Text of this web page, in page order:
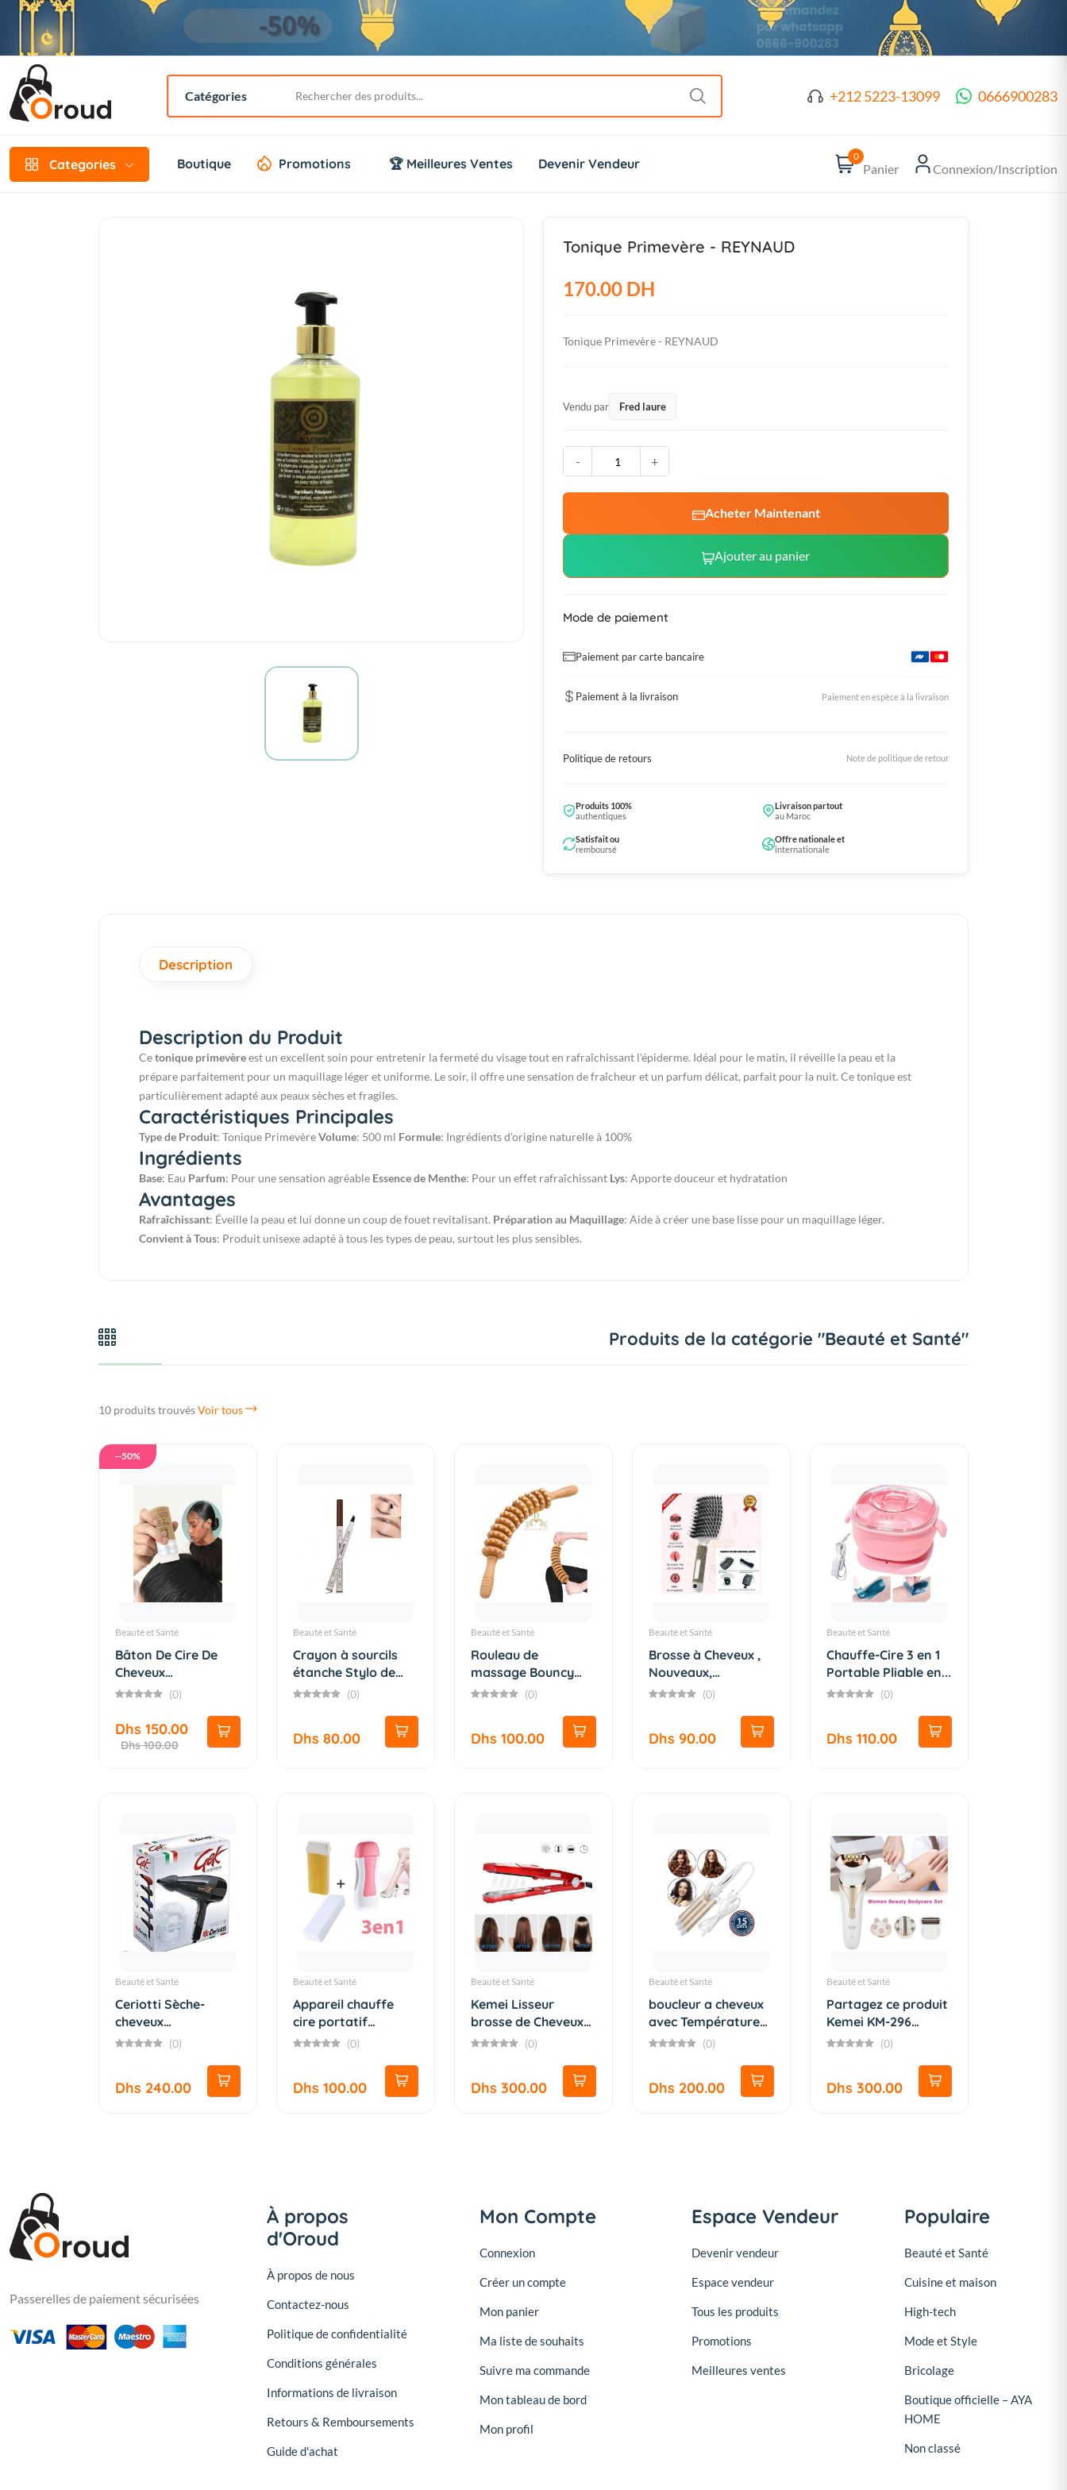
+212 5223-13099 0666900283
Categories Boutique Promotions 🏆 Meilleures Ventes Devenir Vendeur 0
Panier Connexion/Inscription
Tonique Primevère - REYNAUD
170.00 DH
Tonique Primevère - REYNAUD
Vendu par Fred laure
- +
Acheter Maintenant
Ajouter au panier
Mode de paiement
Paiement par carte bancaire
Paiement à la livraison Paiement en espèce à la livraison
Politique de retours Note de politique de retour
Produits 100%
authentiques
Livraison partout
au Maroc
Satisfait ou
remboursé
Offre nationale et
internationale
Description
Description du Produit
Cetonique primevèreest un excellent soin pour entretenir la fermeté du visage tout en rafraîchissant l'épiderme. Idéal pour le matin, il réveille la peau et la
prépare parfaitement pour un maquillage léger et uniforme. Le soir, il offre une sensation de fraîcheur et un parfum délicat, parfait pour la nuit. Ce tonique est
particulièrement adapté aux peaux sèches et fragiles.
Caractéristiques Principales
Type de Produit: Tonique PrimevèreVolume: 500 ml Formule: Ingrédients d’origine naturelle à 100%
Ingrédients
Base: Eau Parfum: Pour une sensation agréable Essence de Menthe: Pour un effet rafraîchissant Lys: Apporte douceur et hydratation
Avantages
Rafraîchissant: Éveille la peau et lui donne un coup de fouet revitalisant. Préparation au Maquillage: Aide à créer une base lisse pour un maquillage léger.
Convient à Tous: Produit unisexe adapté à tous les types de peau, surtout les plus sensibles.
Produits de la catégorie "Beauté et Santé"
10 produits trouvésVoir tous
--50%
Beauté et Santé
Bâton De Cire De
Cheveux
Professionnel G...
(0)
Dhs 150.00
Dhs 100.00
Beauté et Santé
Crayon à sourcils
étanche Stylo de
tatou...
(0)
Dhs 80.00
Beauté et Santé
Rouleau de
massage Bouncy
Premium au des...
(0)
Dhs 100.00
Beauté et Santé
Brosse à Cheveux ,
Nouveaux,
Démêlante A...
(0)
Dhs 90.00
Beauté et Santé
Chauffe-Cire 3 en 1
Portable Pliable en...
(0)
Dhs 110.00
Beauté et Santé
Ceriotti Sèche-
cheveux
professionnel Sup...
(0)
Dhs 240.00
Beauté et Santé
Appareil chauffe
cire portatif
d'épilate...(0)
Dhs 100.00
Beauté et Santé
Kemei Lisseur
brosse de Cheveux
Vapeur E...
(0)
Dhs 300.00
Beauté et Santé
boucleur a cheveux
avec Température
Régl...
(0)
Dhs 200.00
Beauté et Santé
Partagez ce produit
Kemei KM-296
Raso...
(0)
Dhs 300.00
Passerelles de paiement sécurisées
À propos
d'Oroud
À propos de nous
Contactez-nous
Politique de confidentialité
Conditions générales
Informations de livraison
Retours & Remboursements
Guide d'achat
Mon Compte
Connexion
Créer un compte
Mon panier
Ma liste de souhaits
Suivre ma commande
Mon tableau de bord
Mon profil
Espace Vendeur
Devenir vendeur
Espace vendeur
Tous les produits
Promotions
Meilleures ventes
Populaire
Beauté et Santé
Cuisine et maison
High-tech
Mode et Style
Bricolage
Boutique officielle – AYA
HOME
Non classé